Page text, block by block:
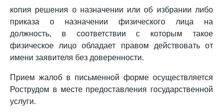
копия решения о назначении или об избрании либо
приказа о назначении физического лица на
должность, в соответствии с которым такое
физическое лицо обладает правом действовать от
имени заявителя без доверенности.
Прием жалоб в письменной форме осуществляется
Рострудом в месте предоставления государственной
услуги.